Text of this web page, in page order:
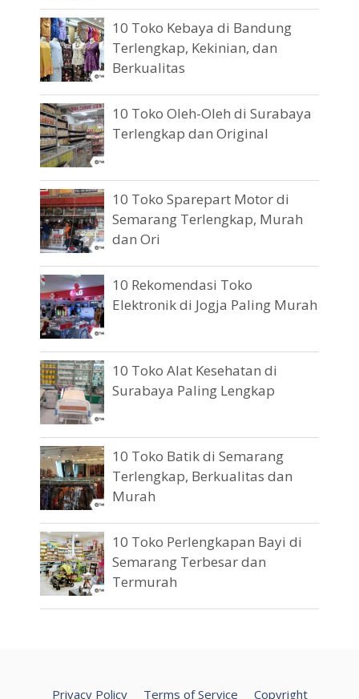
10 Toko Kebaya di Bandung
Terlengkap, Kekinian, dan
Berkualitas
10 Toko Oleh-Oleh di Surabaya
Terlengkap dan Original
10 Toko Sparepart Motor di
Semarang Terlengkap, Murah
dan Ori
10 Rekomendasi Toko
Elektronik di Jogja Paling Murah
10 Toko Alat Kesehatan di
Surabaya Paling Lengkap
10 Toko Batik di Semarang
Terlengkap, Berkualitas dan
Murah
10 Toko Perlengkapan Bayi di
Semarang Terbesar dan
Termurah
Privacy Policy Terms of Service Copyright